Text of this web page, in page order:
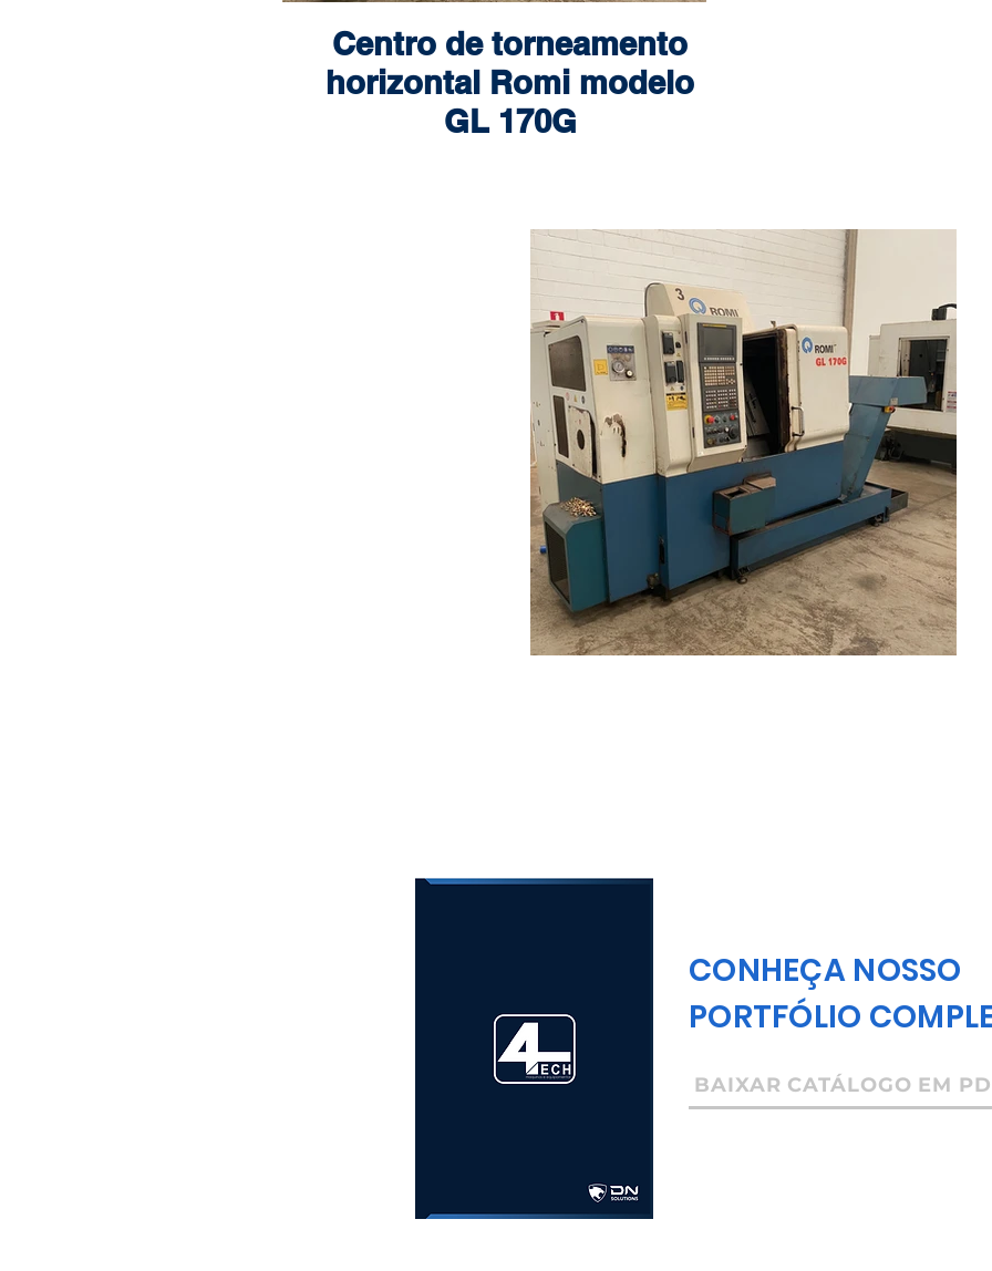
Centro de torneamento
horizontal Romi modelo
GL 170G
CONHEÇA NOSSO
PORTFÓLIO
BAIXAR CATÁLOGO EM